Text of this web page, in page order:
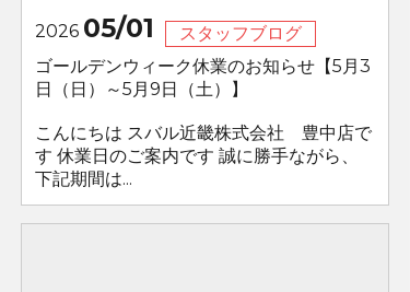
2026 05/01
スタッフブログ
ゴールデンウィーク休業のお知らせ【5月3
日（日）～5月9日（土）】
こんにちは スバル近畿株式会社 豊中店で
す 休業日のご案内です 誠に勝手ながら、
下記期間は...